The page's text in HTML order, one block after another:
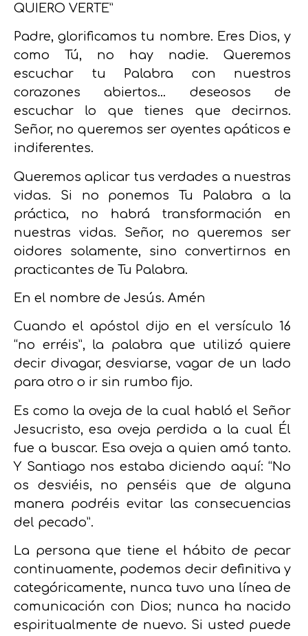
QUIERO VERTE”
Padre, glorificamos tu nombre. Eres Dios, y
como Tú, no hay nadie. Queremos
escuchar tu Palabra con nuestros
corazones abiertos… deseosos de
escuchar lo que tienes que decirnos.
Señor, no queremos ser oyentes apáticos e
indiferentes.
Queremos aplicar tus verdades a nuestras
vidas. Si no ponemos Tu Palabra a la
práctica, no habrá transformación en
nuestras vidas. Señor, no queremos ser
oidores solamente, sino convertirnos en
practicantes de Tu Palabra.
En el nombre de Jesús. Amén
Cuando el apóstol dijo en el versículo 16
“no erréis”, la palabra que utilizó quiere
decir divagar, desviarse, vagar de un lado
para otro o ir sin rumbo fijo.
Es como la oveja de la cual habló el Señor
Jesucristo, esa oveja perdida a la cual Él
fue a buscar. Esa oveja a quien amó tanto.
Y Santiago nos estaba diciendo aquí: “No
os desviéis, no penséis que de alguna
manera podréis evitar las consecuencias
del pecado”.
La persona que tiene el hábito de pecar
continuamente, podemos decir definitiva y
categóricamente, nunca tuvo una línea de
comunicación con Dios; nunca ha nacido
espiritualmente de nuevo. Si usted puede